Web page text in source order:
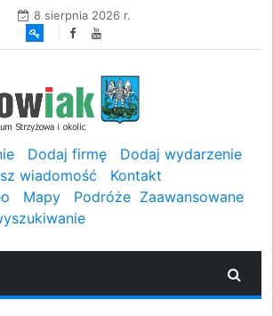
8 sierpnia 2026 r.
Dodaj firmę
Dodaj wydarzenie
wiadomość
Kontakt
Mapy Podróże Zaawansowane